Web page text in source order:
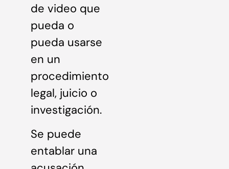
de video que
pueda o
pueda usarse
en un
procedimiento
legal, juicio o
investigación.
Se puede
entablar una